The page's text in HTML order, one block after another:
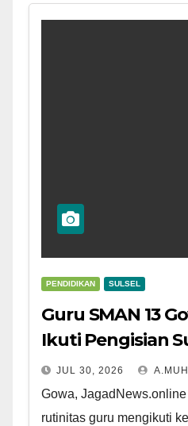
PENDIDIKAN SULSEL
Guru SMAN 13
Ikuti Pengisian
JUL 30, 2026
Gowa,
rutinitas guru mengikuti